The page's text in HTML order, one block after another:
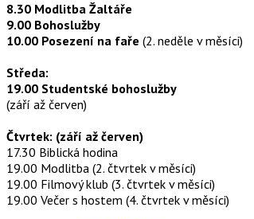
8.30 Modlitba Žaltáře
9.00 Bohoslužby
10.00 Posezení na faře (2. neděle v měsíci)
Středa:
19.00 Studentské bohoslužby
(září až červen)
Čtvrtek: (září až červen)
17.30 Biblická hodina
19.00 Modlitba (2. čtvrtek v měsíci)
19.00 Filmový klub (3. čtvrtek v měsíci)
19.00 Večer s hostem (4. čtvrtek v měsíci)